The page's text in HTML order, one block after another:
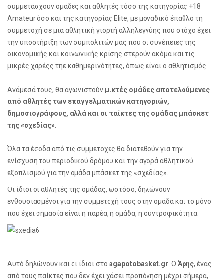
συμμετάσχουν ομάδες και αθλητές τόσο της κατηγορίας +18
Amateurόσο και της κατηγορίας Elite, με μοναδικό έπαθλο τη
συμμετοχή σε μια αθλητική γιορτή αλληλεγγύης που στόχο έχει
την υποστήριξη των συμπολιτών μας που οι συνέπειες της
οικονομικής και κοινωνικής κρίσης στερούν ακόμα και τις
μικρές χαρέςς τηε καθημερινότητες, όπως είναι ο αθλητισμός.
Ανάμεσά τους, θα αγωνιστούν μικτές ομάδες αποτελούμενες
από αθλητές των επαγγελματικών κατηγοριών,
δημοσιογράφους, αλλά και οι παίκτες της ομάδας μπάσκετ
της «σχεδίας»
Όλα τα έσοδα από τις συμμετοχές θα διατεθούν για την
ενίσχυση του περιοδικού δρόμου και την αγορά αθλητικού
εξοπλισμού για την ομάδα μπάσκετ της «σχεδίας».
Οι ίδιοι οι αθλητές της ομάδας, ωστόσο, δηλώνουν
ενθουσιασμένοι για την συμμετοχή τους στην ομάδα και το μόνο
που έχει σημασία είναι η παρέα, η ομάδα, η συντροφικότητα.
Αυτό δηλώνουν και οι ίδιοι στο agapotobasket.gr . Ο Άρης, ένας
από τους παίκτες που δεν έχει χάσει προπόνηση μέχρι σήμερα,